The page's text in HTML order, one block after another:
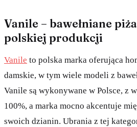
Vanile – bawełniane
polskiej produkcji
Vanile to polska marka oferująca
damskie, w tym wiele modeli z
Vanile są wykonywane w Polsce, z
100%, a marka mocno akcentuje
swoich dzianin. Ubrania z tej